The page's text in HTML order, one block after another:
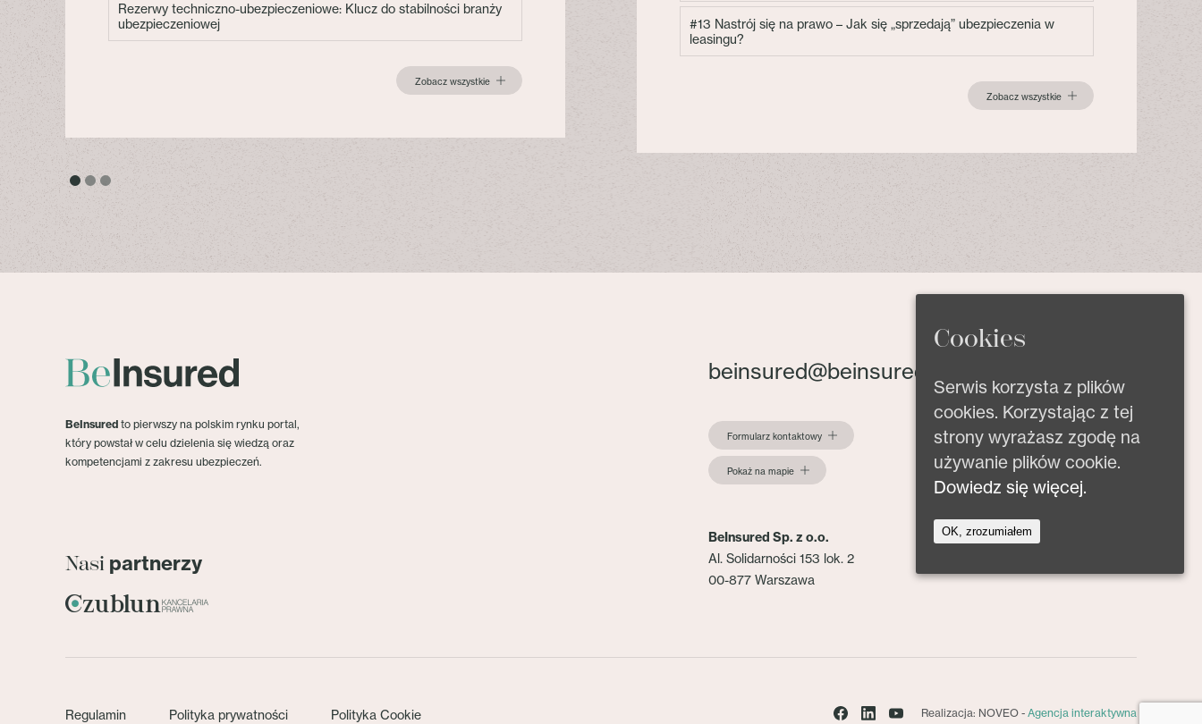
Rezerwy techniczno-ubezpieczeniowe: Klucz do stabilności branży
ubezpieczeniowej
Zobacz wszystkie
#13 Nastrój się na prawo – Jak się „sprzedają” ubezpieczenia w
leasingu?
Zobacz wszystkie
BeInsured to pierwszy na polskim rynku portal,
który powstał w celu dzielenia się wiedzą oraz
kompetencjami z zakresu ubezpieczeń.
Nasi partnerzy
beinsured@beinsured.pl
Formularz kontaktowy
Pokaż na mapie
BeInsured Sp. z o.o.
Al. Solidarności 153 lok. 2
00-877 Warszawa
Regulamin Polityka prywatności Polityka Cookie Realizacja: NOVEO - Agencja interaktywna
Cookies
Serwis korzysta z plików
cookies. Korzystając z tej
strony wyrażasz zgodę na
używanie plików cookie.
Dowiedz się więcej.
OK, zrozumiałem